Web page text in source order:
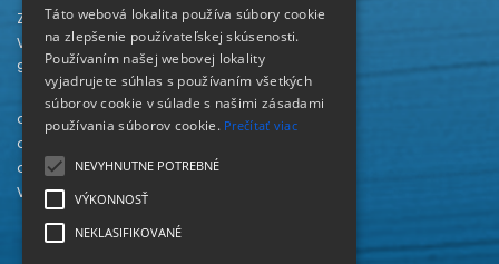
Záhorská knižnica
Vajanského 28
905 01 Senica
odd. beletrie 034/654 3780
odd. odbornej literatúry 034/651 2710
odd. pre deti a mládež 034/654 6519
Viac kontaktov nájdete
Táto webová lokalita používa súbory cookie
na zlepšenie používateľskej skúsenosti.
Používaním našej webovej lokality
vyjadrujete súhlas s používaním všetkých
súborov cookie v súlade s našimi zásadami
používania súborov cookie. Prečítať viac
NEVYHNUTNE POTREBNÉ
VÝKONNOSŤ
NEKLASIFIKOVANÉ